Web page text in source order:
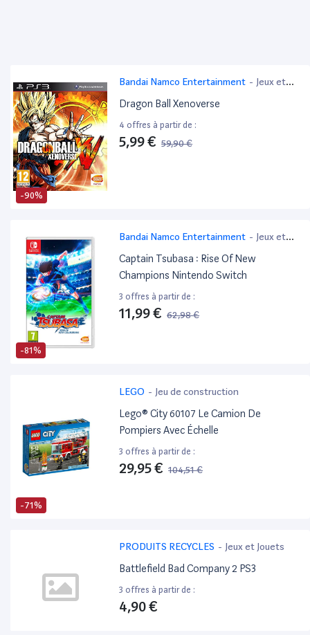
-90%
Bandai Namco Entertainment - Jeux et
Jouets
Dragon Ball Xenoverse
4 offres à partir de :
5,99 € 59,90 €
-81%
Bandai Namco Entertainment - Jeux et
Jouets
Captain Tsubasa : Rise Of New
Champions Nintendo Switch
3 offres à partir de :
11,99 € 62,98 €
-71%
LEGO - Jeu de construction
Lego® City 60107 Le Camion De
Pompiers Avec Échelle
3 offres à partir de :
29,95 € 104,51 €
PRODUITS RECYCLES - Jeux et Jouets
Battlefield Bad Company 2 PS3
3 offres à partir de :
4,90 €